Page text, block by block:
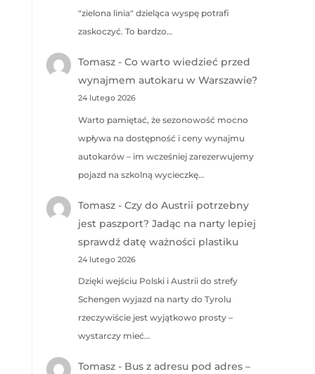
"zielona linia" dzieląca wyspę potrafi
zaskoczyć. To bardzo…
Tomasz -Co warto wiedzieć przed
wynajmem autokaru w Warszawie?
24 lutego 2026
Warto pamiętać, że sezonowość mocno
wpływa na dostępność i ceny wynajmu
autokarów – im wcześniej zarezerwujemy
pojazd na szkolną wycieczkę…
Tomasz -Czy do Austrii potrzebny
jest paszport? Jadąc na narty lepiej
sprawdź datę ważności plastiku
24 lutego 2026
Dzięki wejściu Polski i Austrii do strefy
Schengen wyjazd na narty do Tyrolu
rzeczywiście jest wyjątkowo prosty –
wystarczy mieć…
Tomasz - Bus z adresu pod adres –